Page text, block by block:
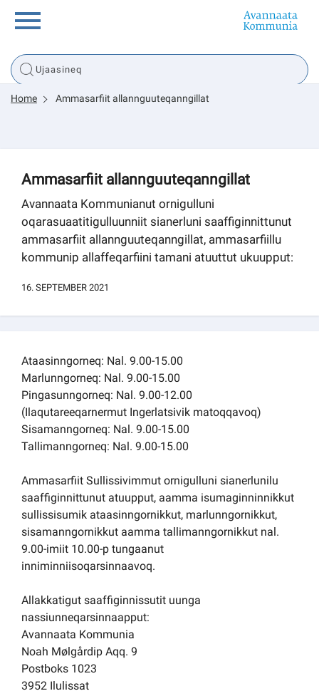
Innuttaasunut
Tassaarsuaq
sullissivik.gl
Home Ammasarfiit allannguuteqanngillat
Ammasarfiit allannguuteqanngillat
Avannaata Kommunianut ornigulluni
oqarasuaatitigulluunniit sianerluni saaffiginnittunut
ammasarfiit allannguuteqanngillat, ammasarfiillu
kommunip allaffeqarfiini tamani atuuttut ukuupput:
16. SEPTEMBER 2021
Ataasinngorneq: Nal. 9.00-15.00
Marlunngorneq: Nal. 9.00-15.00
Pingasunngorneq: Nal. 9.00-12.00
(Ilaqutareeqarnermut Ingerlatsivik matoqqavoq)
Sisamanngorneq: Nal. 9.00-15.00
Tallimanngorneq: Nal. 9.00-15.00
Ammasarfiit Sullissivimmut ornigulluni sianerlunilu
saaffiginnittunut atuupput, aamma isumaginninnikkut
sullissisumik ataasinngornikkut, marlunngornikkut,
sisamanngornikkut aamma tallimanngornikkut nal.
9.00-imiit 10.00-p tungaanut
inniminniisoqarsinnaavoq.
Allakkatigut saaffiginnissutit uunga
nassiunneqarsinnaapput:
Avannaata Kommunia
Noah Mølgårdip Aqq. 9
Postboks 1023
3952 Ilulissat